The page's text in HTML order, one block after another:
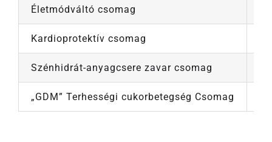
Életmódváltó csomag
Kardioprotektív csomag
Szénhidrát-anyagcsere zavar csomag
„GDM” Terhességi cukorbetegség Csomag